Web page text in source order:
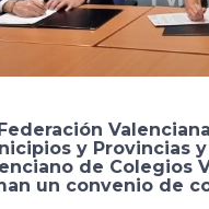
y Provincias
de Colegios
un convenio de